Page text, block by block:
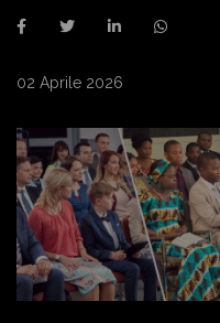
02 Aprile 2026